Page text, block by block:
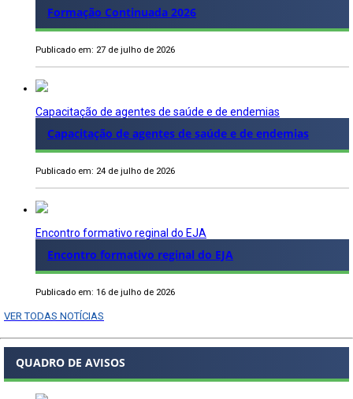
Formação Continuada 2026
Publicado em: 27 de julho de 2026
Capacitação de agentes de saúde e de endemias
Capacitação de agentes de saúde e de endemias
Publicado em: 24 de julho de 2026
Encontro formativo reginal do EJA
Encontro formativo reginal do EJA
Publicado em: 16 de julho de 2026
VER TODAS NOTÍCIAS
QUADRO DE AVISOS